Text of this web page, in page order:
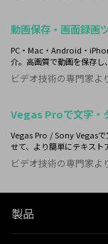
動画保存・画面録画
PC・Mac・Android・
介。高画質で動画を保存し
かりやすくまとめました。
ビデオ技術の専門家よ
Vegas Proで文字・
Vegas Pro / Sony Vegas
せて、より簡単にテキスト
ビデオ技術の専門家よ
製品